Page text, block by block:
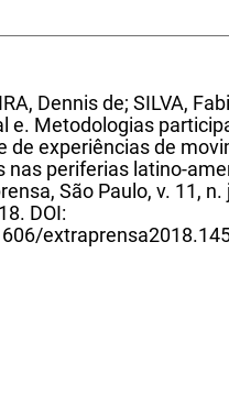
Dennis de; SILVA,
e. Metodologias
de experiências de
nas periferias latino-
São Paulo, v. 11, n.
DOI: